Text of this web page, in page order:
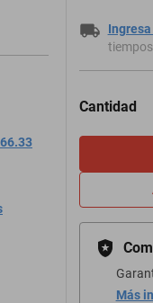
Cantidad
Más